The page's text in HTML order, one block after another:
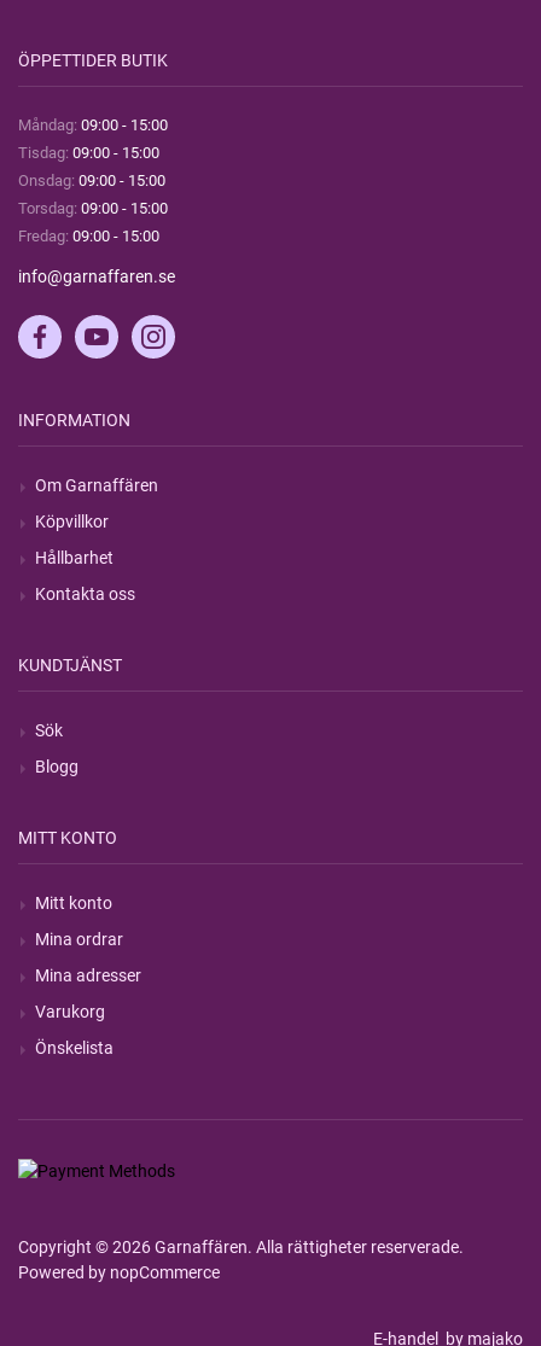
ÖPPETTIDER BUTIK
Måndag: 09:00 - 15:00
Tisdag: 09:00 - 15:00
Onsdag: 09:00 - 15:00
Torsdag: 09:00 - 15:00
Fredag: 09:00 - 15:00
info@garnaffaren.se
INFORMATION
Om Garnaffären
Köpvillkor
Hållbarhet
Kontakta oss
KUNDTJÄNST
Sök
Blogg
MITT KONTO
Mitt konto
Mina ordrar
Mina adresser
Varukorg
Önskelista
Copyright © 2026 Garnaffären. Alla rättigheter reserverade.
Powered by nopCommerce
E-handel by majako